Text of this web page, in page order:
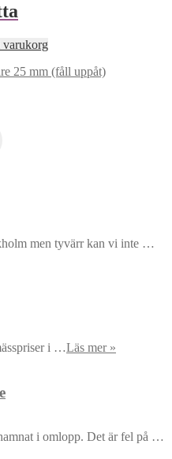
25 mm (fåll uppåt)
men tyvärr kan vi inte …
i …Läs mer »
i omlopp. Det är fel på …